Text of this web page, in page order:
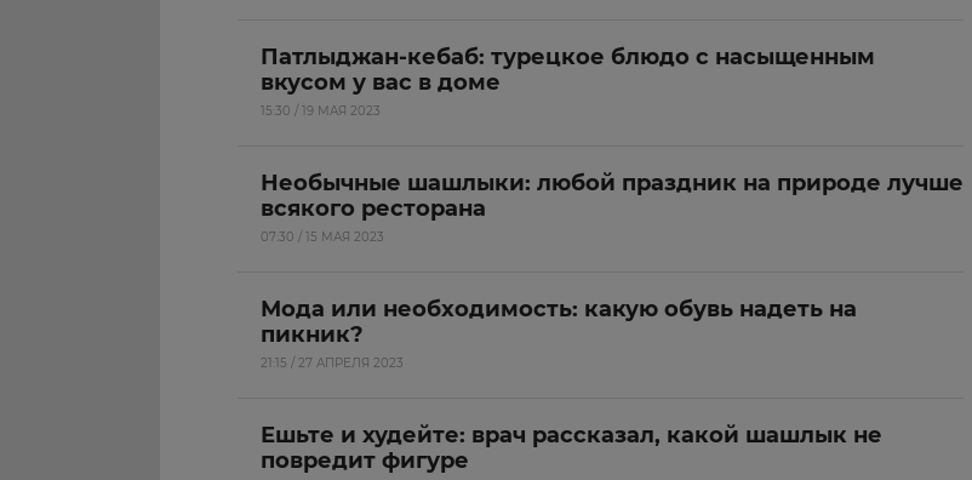
Патлыджан-кебаб: турецкое блюдо с насыщенным
вкусом у вас в доме
15:30 / 19 МАЯ 2023
Необычные шашлыки: любой праздник на природе лучше
всякого ресторана
07:30 / 15 МАЯ 2023
Мода или необходимость: какую обувь надеть на
пикник?
21:15 / 27 АПРЕЛЯ 2023
Ешьте и худейте: врач рассказал, какой шашлык не
повредит фигуре